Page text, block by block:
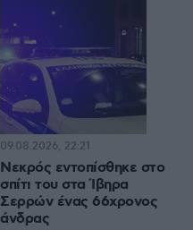
Νεκρός εντοπίσθηκε στο
σπίτι του στα Ίβηρα
Σερρών ένας 66χρονος
άνδρας
09.08.2026, 22:21